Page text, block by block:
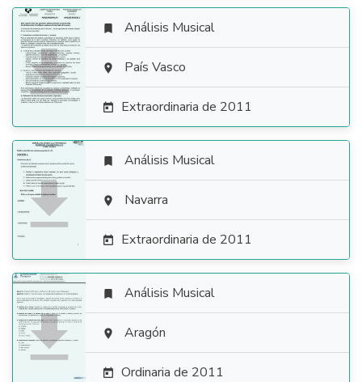

 Análisis Musical
 País Vasco
 Extraordinaria de 2011

 Análisis Musical
 Navarra
 Extraordinaria de 2011

 Análisis Musical
 Aragón
 Ordinaria de 2011